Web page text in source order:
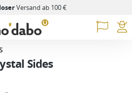
Versand ab 100 €
Sides